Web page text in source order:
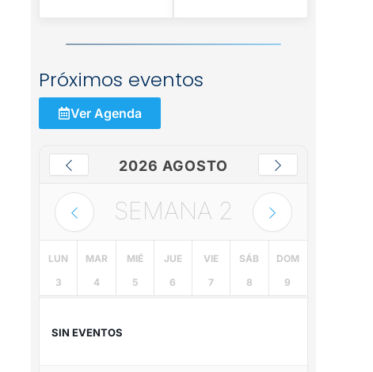
Próximos eventos
Ver Agenda
2026 AGOSTO
SEMANA 2
LUN
3
MAR
4
MIÉ
5
JUE
6
VIE
7
SÁB
8
DOM
9
SIN EVENTOS